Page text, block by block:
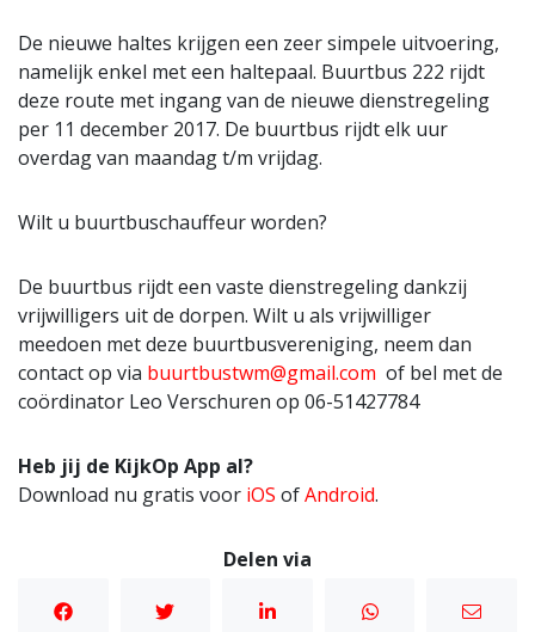
De nieuwe haltes krijgen een zeer simpele uitvoering,
namelijk enkel met een haltepaal. Buurtbus 222 rijdt
deze route met ingang van de nieuwe dienstregeling
per 11 december 2017. De buurtbus rijdt elk uur
overdag van maandag t/m vrijdag.
Wilt u buurtbuschauffeur worden?
De buurtbus rijdt een vaste dienstregeling dankzij
vrijwilligers uit de dorpen. Wilt u als vrijwilliger
meedoen met deze buurtbusvereniging, neem dan
contact op via buurtbustwm@gmail.com of bel met de
coördinator Leo Verschuren op 06-51427784
Heb jij de KijkOp App al?
Download nu gratis voor iOS ofAndroid.
Delen via